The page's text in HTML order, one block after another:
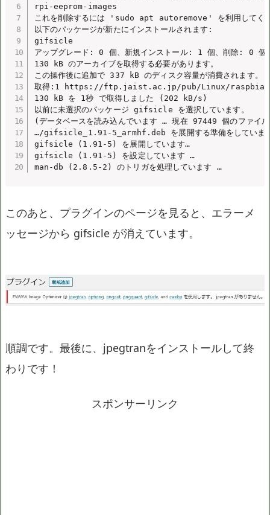
rpi-eeprom-images
これを削除するには 'sudo apt autoremove' を利用してく
以下のパッケージが新たにインストールされます:
gifsicle
アップグレード: 0 個、新規インストール: 1 個、削除: 0
130 kB のアーカイブを取得する必要があります。
この操作後に追加で 337 kB のディスク容量が消費されます。
取得:1 https://ftp.jaist.ac.jp/pub/Linux/
130 kB を 1秒 で取得しました (202 kB/s)
以前に未選択のパッケージ gifsicle を選択しています。
(データベースを読み込んでいます … 現在 97449 個のファイ
…/gifsicle_1.91-5_armhf.deb を展開する準備をしていま
gifsicle (1.91-5) を展開しています…
gifsicle (1.91-5) を設定しています …
man-db (2.8.5-2) のトリガを処理しています …
このあと、プラグインのページを見ると、エラーメ
ッセージから gifsicle が消えています。
順調です。最後に、jpegtranをインストールして終
わりです！
スポンサーリンク